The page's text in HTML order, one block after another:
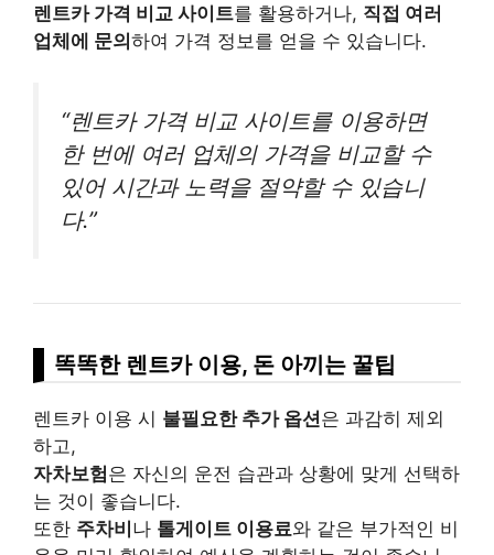
렌트카 가격 비교 사이트를 활용하거나, 직접 여러
업체에 문의하여 가격 정보를 얻을 수 있습니다.
“렌트카 가격 비교 사이트를 이용하면
한 번에 여러 업체의 가격을 비교할 수
있어 시간과 노력을 절약할 수 있습니
다.”
똑똑한 렌트카 이용, 돈 아끼는 꿀팁
렌트카 이용 시 불필요한 추가 옵션은 과감히 제외
하고,
자차보험은 자신의 운전 습관과 상황에 맞게 선택하
는 것이 좋습니다.
또한 주차비 나 톨게이트 이용료와 같은 부가적인 비